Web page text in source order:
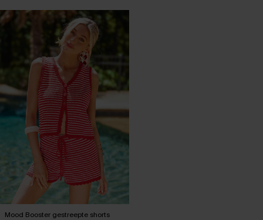
Mood Booster gestreepte shorts